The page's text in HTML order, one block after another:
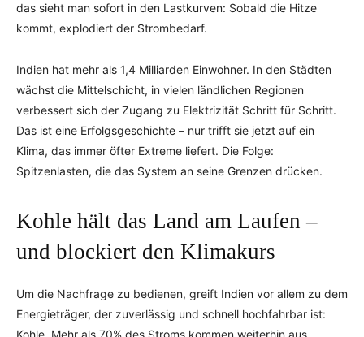
das sieht man sofort in den Lastkurven: Sobald die Hitze
kommt, explodiert der Strombedarf.
Indien hat mehr als 1,4 Milliarden Einwohner. In den Städten
wächst die Mittelschicht, in vielen ländlichen Regionen
verbessert sich der Zugang zu Elektrizität Schritt für Schritt.
Das ist eine Erfolgsgeschichte – nur trifft sie jetzt auf ein
Klima, das immer öfter Extreme liefert. Die Folge:
Spitzenlasten, die das System an seine Grenzen drücken.
Kohle hält das Land am Laufen –
und blockiert den Klimakurs
Um die Nachfrage zu bedienen, greift Indien vor allem zu dem
Energieträger, der zuverlässig und schnell hochfahrbar ist: